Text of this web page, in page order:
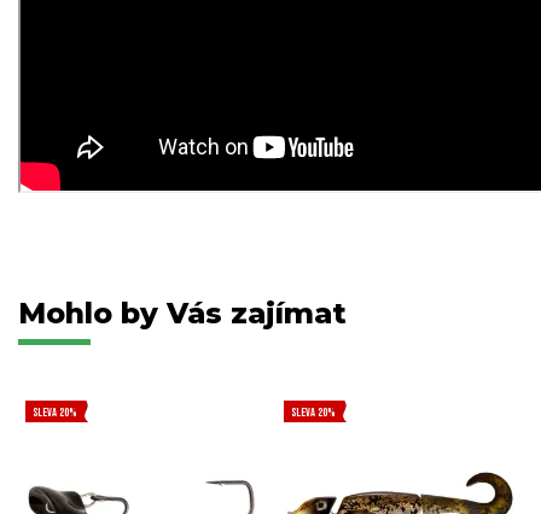
Mohlo by Vás zajímat
SLEVA 20% SLEVA 20%